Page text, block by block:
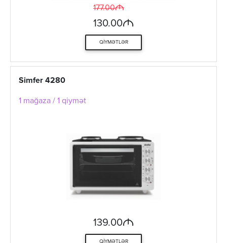
177.00M
130.00M
QIYMƏTLƏR
Simfer 4280
1 mağaza / 1 qiymət
139.00M
QIYMƏTLƏR